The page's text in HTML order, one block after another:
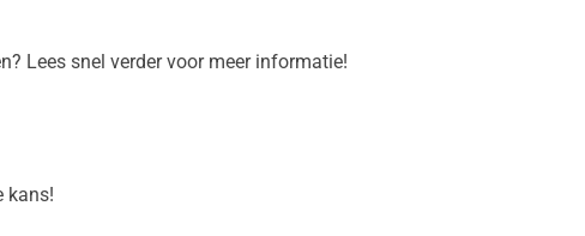
Lees snel verder voor meer informatie!
kans!